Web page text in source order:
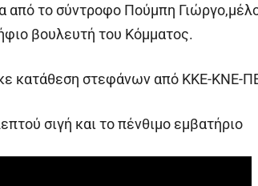
από το σύντροφο Πούμπη
βουλευτή του Κόμματος.
κατάθεση στεφάνων από ΚΚΕ-ΚΝΕ-
σιγή και το πένθιμο εμβατήριο